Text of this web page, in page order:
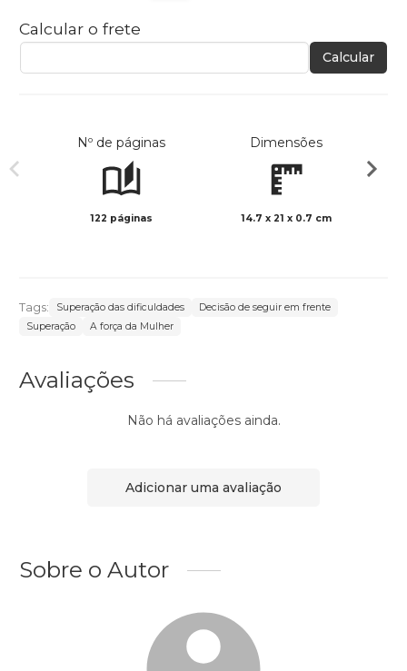
Calcular o frete
Calcular
Nº de páginas
122 páginas
Dimensões
14.7 x 21 x 0.7 cm
Tags: Superação das dificuldades
Decisão de seguir em frente
Superação
A força da Mulher
Avaliações
Não há avaliações ainda.
Adicionar uma avaliação
Sobre o Autor